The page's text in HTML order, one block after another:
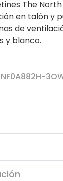
The
en talón y
de
y blanco.